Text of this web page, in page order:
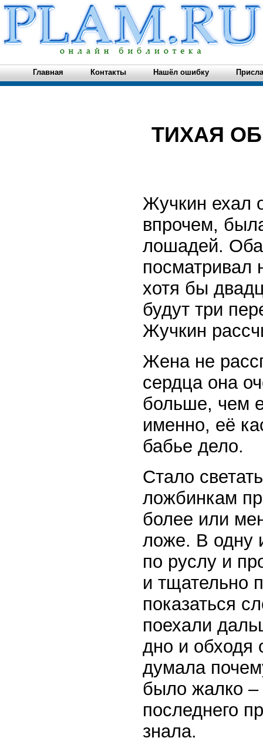
Главная Контакты Нашёл ошибку
ТИХАЯ
Жучкин ехал
впрочем,
лошадей. Оба
посматривал
хотя бы
будут три
Жучкин
Жена не
сердца она
больше, чем
именно, её
бабье дело.
Стало
ложбинкам
более или
ложе. В одну
по руслу и
и тщательно
показаться
поехали
дно и обходя
думала
было жалко –
последнего
знала.